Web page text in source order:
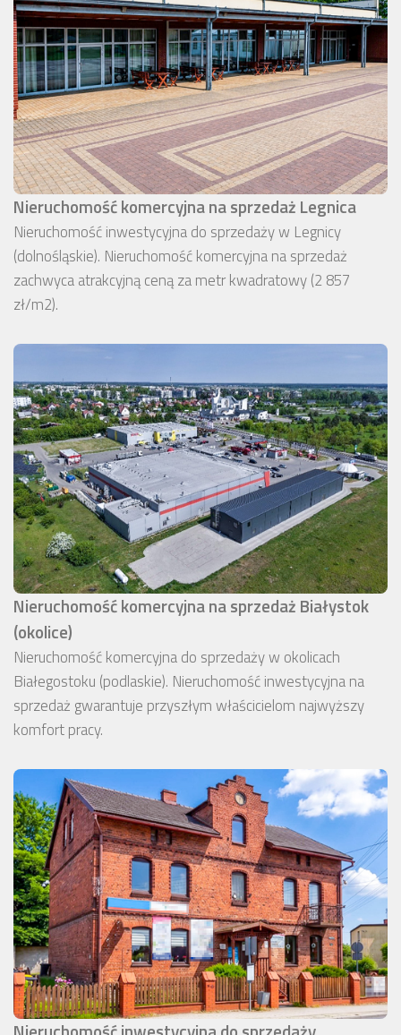
Nieruchomość komercyjna na sprzedaż Legnica
Nieruchomość inwestycyjna do sprzedaży w Legnicy
(dolnośląskie). Nieruchomość komercyjna na sprzedaż
zachwyca atrakcyjną ceną za metr kwadratowy (2 857
zł/m2).
Nieruchomość komercyjna na sprzedaż Białystok
(okolice)
Nieruchomość komercyjna do sprzedaży w okolicach
Białegostoku (podlaskie). Nieruchomość inwestycyjna na
sprzedaż gwarantuje przyszłym właścicielom najwyższy
komfort pracy.